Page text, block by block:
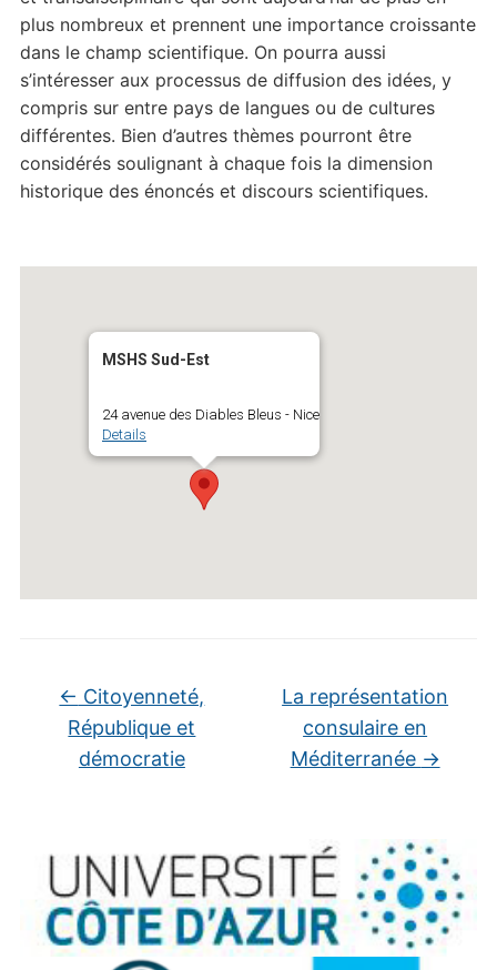
plus nombreux et prennent une importance croissante
dans le champ scientifique. On pourra aussi
s’intéresser aux processus de diffusion des idées, y
compris sur entre pays de langues ou de cultures
différentes. Bien d’autres thèmes pourront être
considérés soulignant à chaque fois la dimension
historique des énoncés et discours scientifiques.
MSHS Sud-Est
24 avenue des Diables Bleus - Nice
Details
← Citoyenneté,
République et
démocratie
La représentation
consulaire en
Méditerranée →